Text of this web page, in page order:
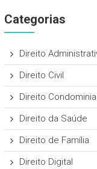
Categorias
Direito
Direito Civil
Direito Condominial
Direito da Saúde
Direito de Família
Direito Digital